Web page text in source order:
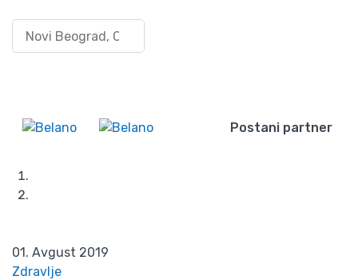
Postani partner
Gde uraditi
mamografiju u
5 naših predloga!
01. Avgust 2019
Zdravlje